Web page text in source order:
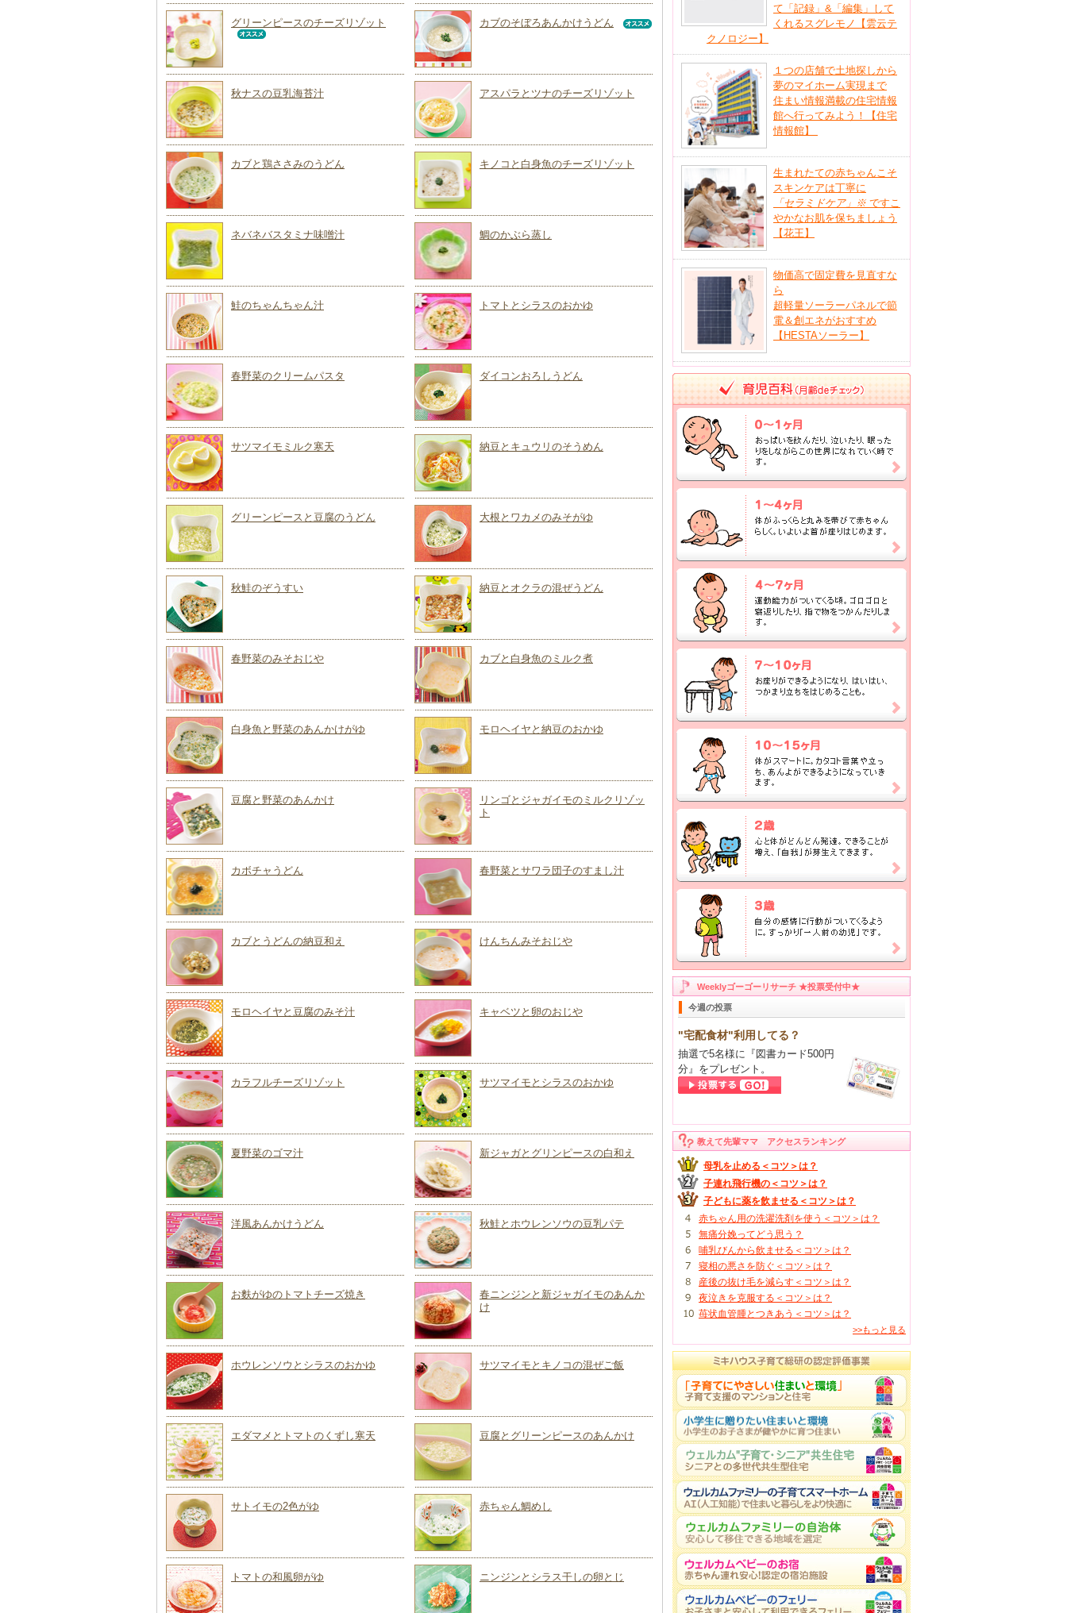
グリーンピースのチーズリゾット カブのそぼろあんかけうどん
秋ナスの豆乳海苔汁 アスパラとツナのチーズリゾット
カブと鶏ささみのうどん キノコと白身魚のチーズリゾット
ネバネバスタミナ味噌汁 鯛のかぶら蒸し
鮭のちゃんちゃん汁 トマトとシラスのおかゆ
春野菜のクリームパスタ ダイコンおろしうどん
サツマイモミルク寒天 納豆とキュウリのそうめん
グリーンピースと豆腐のうどん 大根とワカメのみそがゆ
秋鮭のぞうすい 納豆とオクラの混ぜうどん
春野菜のみそおじや カブと白身魚のミルク煮
白身魚と野菜のあんかけがゆ モロヘイヤと納豆のおかゆ
豆腐と野菜のあんかけ
リンゴとジャガイモのミルクリゾッ
ト
カボチャうどん 春野菜とサワラ団子のすまし汁
カブとうどんの納豆和え けんちんみそおじや
モロヘイヤと豆腐のみそ汁 キャベツと卵のおじや
カラフルチーズリゾット サツマイモとシラスのおかゆ
夏野菜のゴマ汁 新ジャガとグリンピースの白和え
洋風あんかけうどん 秋鮭とホウレンソウの豆乳パテ
お麩がゆのトマトチーズ焼き
春ニンジンと新ジャガイモのあんか
け
ホウレンソウとシラスのおかゆ サツマイモとキノコの混ぜご飯
エダマメとトマトのくずし寒天 豆腐とグリーンピースのあんかけ
サトイモの2色がゆ 赤ちゃん鯛めし
トマトの和風卵がゆ ニンジンとシラス干しの卵とじ
て「記録」&「編集」して
くれるスグレモノ【雲云テ
クノロジー】
１つの店舗で土地探しから
夢のマイホーム実現まで
住まい情報満載の住宅情報
館へ行ってみよう！【住宅
情報館】
生まれたての赤ちゃんこそ
スキンケアは丁寧に
「セラミドケア」 ※ ですこ
やかなお肌を保ちましょう
【花王】
物価高で固定費を見直すな
ら
超軽量ソーラーパネルで節
電＆創エネがおすすめ
【HESTAソーラー】
Weeklyゴーゴーリサーチ ★投票受付中★
今週の投票
"宅配食材"利用してる？
抽選で5名様に『図書カード500円
分』をプレゼント。
教えて先輩ママ アクセスランキング
母乳を止める＜コツ＞は？
子連れ飛行機の＜コツ＞は？
子どもに薬を飲ませる＜コツ＞は？
赤ちゃん用の洗濯洗剤を使う＜コツ＞は？
無痛分娩ってどう思う？
哺乳びんから飲ませる＜コツ＞は？
寝相の悪さを防ぐ＜コツ＞は？
産後の抜け毛を減らす＜コツ＞は？
夜泣きを克服する＜コツ＞は？
苺状血管腫とつきあう＜コツ＞は？
>>もっと見る